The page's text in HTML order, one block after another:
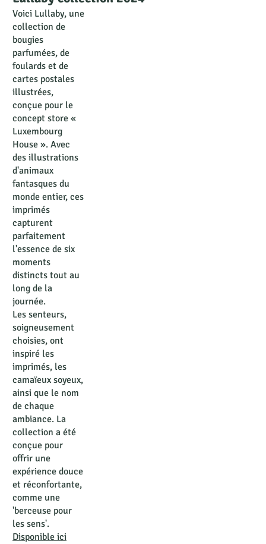
Voici Lullaby, une
collection de
bougies
parfumées, de
foulards et de
cartes postales
illustrées,
conçue pour le
concept store «
Luxembourg
House ». Avec
des illustrations
d'animaux
fantasques du
monde entier, ces
imprimés
capturent
parfaitement
l'essence de six
moments
distincts tout au
long de la
journée.
Les senteurs,
soigneusement
choisies, ont
inspiré les
imprimés, les
camaïeux soyeux,
ainsi que le nom
de chaque
ambiance. La
collection a été
conçue pour
offrir une
expérience douce
et réconfortante,
comme une
'berceuse pour
les sens'.
Disponible ici